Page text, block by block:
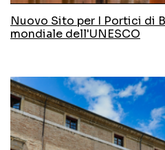
Nuovo Sito per I Portici di
mondiale dell'UNESCO